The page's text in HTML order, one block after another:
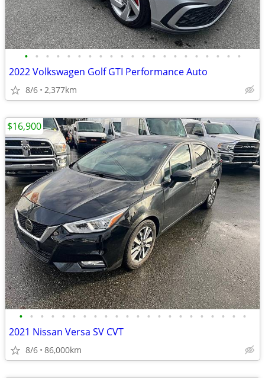
• • • • • • • • • • • • • • • • • • • • •
2022 Volkswagen Golf GTI Performance Auto
8/6 2,377km
• • • • • • • • • • • • • • • • • • • • • •
2021 Nissan Versa SV CVT
8/6 86,000km
$16,900